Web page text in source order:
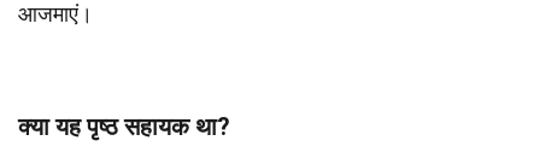
आजमाएं।
क्या यह पृष्ठ सहायक था?